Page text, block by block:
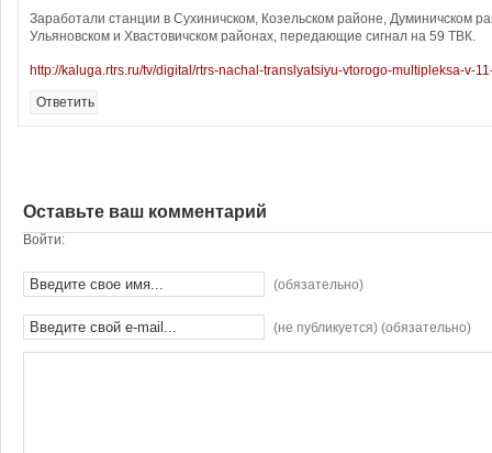
Заработали станции в Сухиничском, Козельском районе, Думиничском
Ульяновском и Хвастовичском районах, передающие сигнал на 59 ТВК.
http://kaluga.rtrs.ru/tv/digital/rtrs-nachal-translyatsiyu-vtorogo-multipleksa-v-
Ответить
Оставьте ваш комментарий
Войти:
(обязательно)
(не публикуется) (обязательно)